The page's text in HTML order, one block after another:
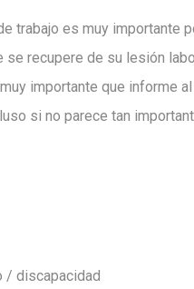
trabajo es muy importante
recupere de su lesión
importante que informe
si no parece tan
/ discapacidad